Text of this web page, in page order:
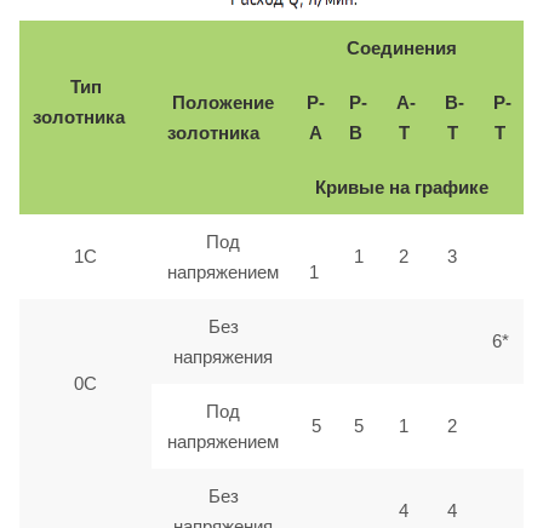
Тип
золотника
Положение
золотника
Соединения
P-
A
P-
B
A-
T
B-
T
P-
T
Кривые на графике
1C
Под
напряжением
1
1 2 3
0С
Без
напряжения
6*
Под
напряжением
5 5 1 2
Без
4 4